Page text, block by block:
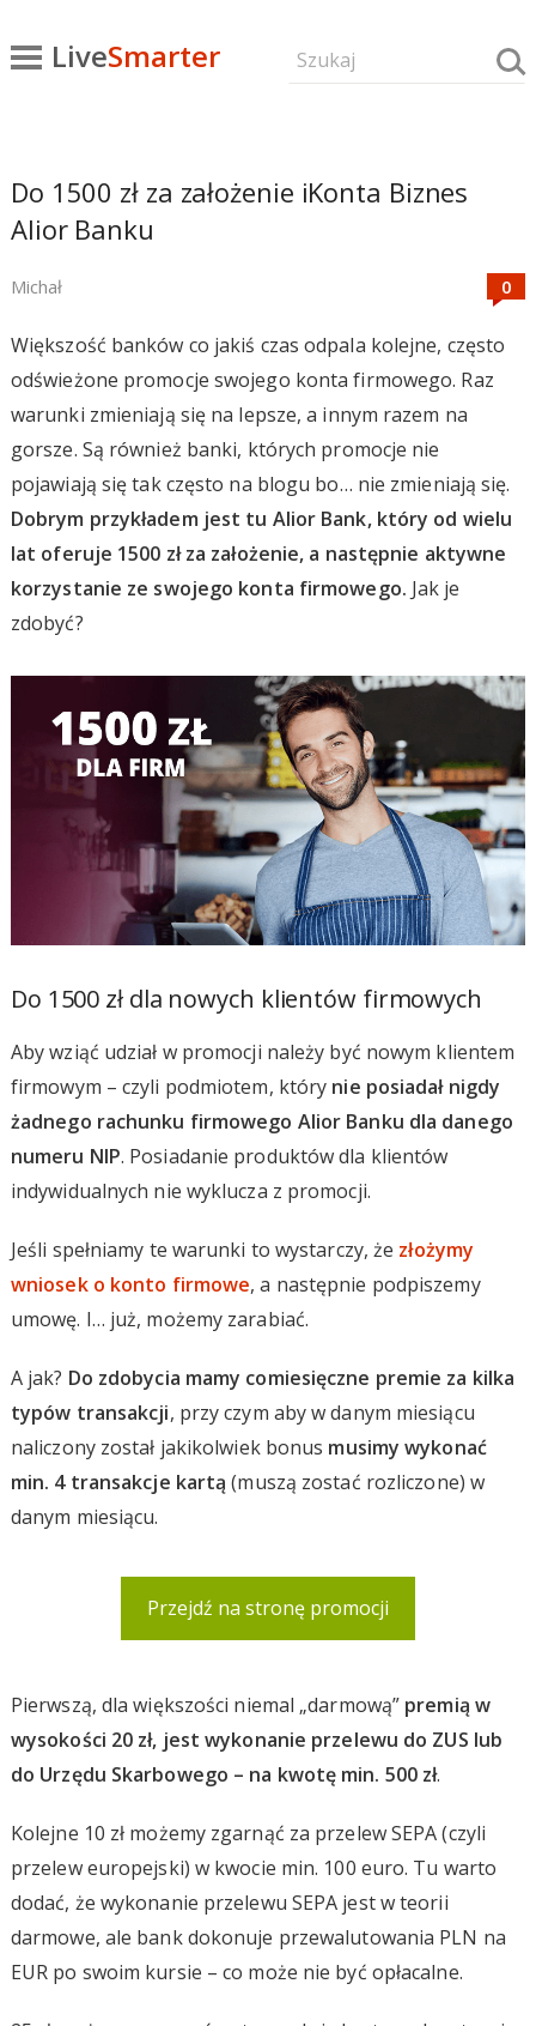
LiveSmarter
Do 1500 zł za założenie iKonta Biznes
Alior Banku
Michał
Większość banków co jakiś czas odpala kolejne, często
odświeżone promocje swojego konta firmowego. Raz
warunki zmieniają się na lepsze, a innym razem na
gorsze. Są również banki, których promocje nie
pojawiają się tak często na blogu bo… nie zmieniają się.
Dobrym przykładem jest tu Alior Bank, który od wielu
lat oferuje 1500 zł za założenie, a następnie aktywne
korzystanie ze swojego konta firmowego. Jak je
zdobyć?
Do 1500 zł dla nowych klientów firmowych
Aby wziąć udział w promocji należy być nowym klientem
firmowym – czyli podmiotem, który nie posiadał nigdy
żadnego rachunku firmowego Alior Banku dla danego
numeru NIP. Posiadanie produktów dla klientów
indywidualnych nie wyklucza z promocji.
Jeśli spełniamy te warunki to wystarczy, że złożymy
wniosek o konto firmowe, a następnie podpiszemy
umowę. I… już, możemy zarabiać.
A jak? Do zdobycia mamy comiesięczne premie za kilka
typów transakcji, przy czym aby w danym miesiącu
naliczony został jakikolwiek bonus musimy wykonać
min. 4 transakcje kartą (muszą zostać rozliczone) w
danym miesiącu.
Przejdź na stronę promocji
Pierwszą, dla większości niemal „darmową” premią w
wysokości 20 zł, jest wykonanie przelewu do ZUS lub
do Urzędu Skarbowego – na kwotę min. 500 zł.
Kolejne 10 zł możemy zgarnąć za przelew SEPA (czyli
przelew europejski) w kwocie min. 100 euro. Tu warto
dodać, że wykonanie przelewu SEPA jest w teorii
darmowe, ale bank dokonuje przewalutowania PLN na
EUR po swoim kursie – co może nie być opłacalne.